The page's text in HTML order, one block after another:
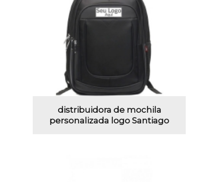
distribuidora de mochila
personalizada logo Santiago